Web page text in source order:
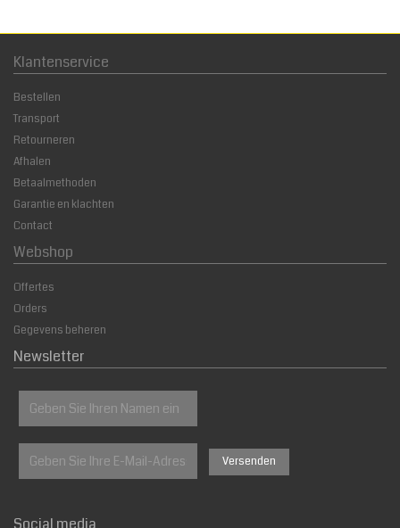
Klantenservice
Bestellen
Transport
Retourneren
Afhalen
Betaalmethoden
Garantie en klachten
Contact
Webshop
Offertes
Orders
Gegevens beheren
Newsletter